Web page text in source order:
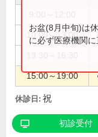
10:00～13:00
15:00～19:00
お盆(8月中旬)は
に必ず医療機関に
休診日: 祝
初診受付